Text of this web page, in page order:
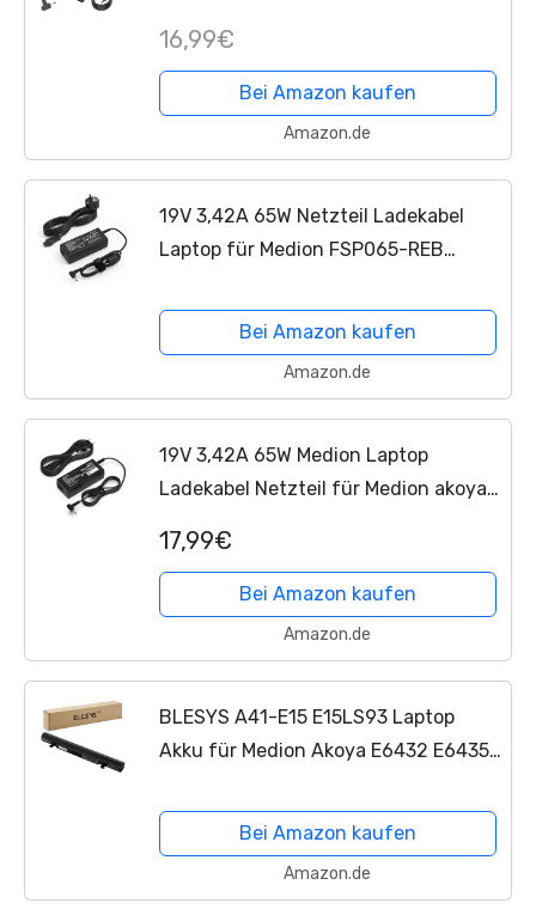
E14301 E15308 E14412 E14410 E14409
E15407 E16402 E16401...
16,99€
Bei Amazon kaufen
Amazon.de
19V 3,42A 65W Netzteil Ladekabel
Laptop für Medion FSP065-REB
E15301 E15302 E14301 E14412 E16401
E15308 S4403 S4401 S4404 S4402...
Bei Amazon kaufen
Amazon.de
19V 3,42A 65W Medion Laptop
Ladekabel Netzteil für Medion akoya
E15308 S4403 S4401 S4404 S4402
S14401 S14402 S14405 S14407...
17,99€
Bei Amazon kaufen
Amazon.de
BLESYS A41-E15 E15LS93 Laptop
Akku für Medion Akoya E6432 E6435
MD99960 Erazer A41E15 P6681
P6689 X6601 (15.12V 44Wh)
Bei Amazon kaufen
Amazon.de